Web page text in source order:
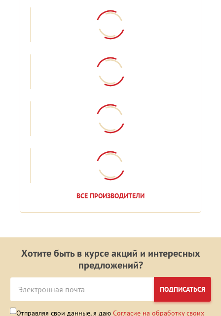
ВСЕ ПРОИЗВОДИТЕЛИ
Хотите быть в курсе акций и интересных
предложений?
ПОДПИСАТЬСЯ
Отправляя свои данные, я даю Согласие на обработку своих